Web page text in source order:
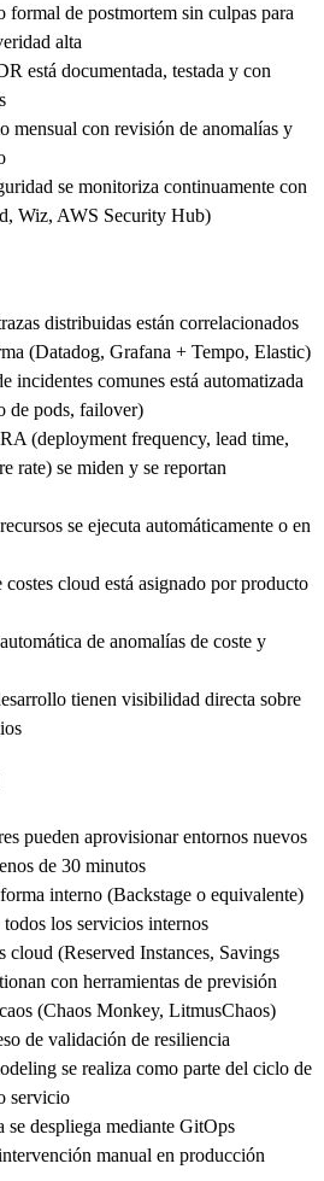
formal de postmortem sin culpas para
alta
está documentada, testada y con
mensual con revisión de anomalías y
se monitoriza continuamente con
Wiz, AWS Security Hub)
distribuidas están correlacionados
(Datadog, Grafana + Tempo, Elastic)
incidentes comunes está automatizada
de pods, failover)
(deployment frequency, lead time,
rate) se miden y se reportan
se ejecuta automáticamente o en
cloud está asignado por producto
de anomalías de coste y
tienen visibilidad directa sobre
pueden aprovisionar entornos nuevos
de 30 minutos
interno (Backstage o equivalente)
los servicios internos
cloud (Reserved Instances, Savings
con herramientas de previsión
(Chaos Monkey, LitmusChaos)
de validación de resiliencia
se realiza como parte del ciclo de
servicio
se despliega mediante GitOps
manual en producción